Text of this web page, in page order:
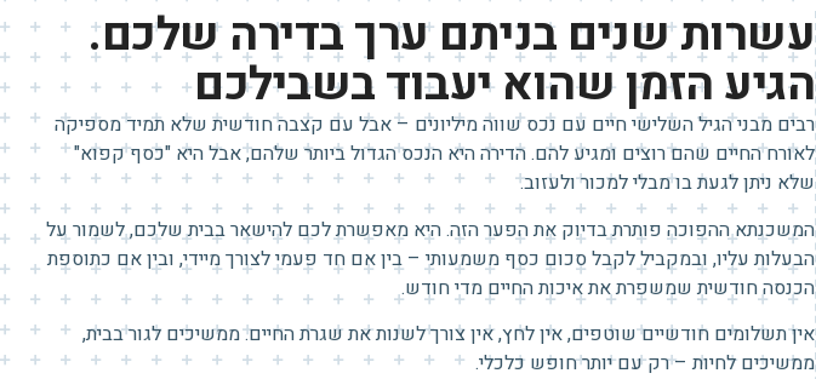
עשרות שנים בניתם ערך בדירה שלכם.
הגיע הזמן שהוא יעבוד בשבילכם
רבים מבני הגיל השלישי חיים עם נכס שווה מיליונים – אבל עם קצבה חודשית שלא תמיד מספיקה
לאורח החיים שהם רוצים ומגיע להם. הדירה היא הנכס הגדול ביותר שלהם, אבל היא "כסף קפוא"
שלא ניתן לגעת בו מבלי למכור ולעזוב.
המשכנתא ההפוכה פותרת בדיוק את הפער הזה. היא מאפשרת לכם להישאר בבית שלכם, לשמור על
הבעלות עליו, ובמקביל לקבל סכום כסף משמעותי – בין אם חד פעמי לצורך מיידי, ובין אם כתוספת
הכנסה חודשית שמשפרת את איכות החיים מדי חודש.
אין תשלומים חודשיים שוטפים, אין לחץ, אין צורך לשנות את שגרת החיים. ממשיכים לגור בבית,
ממשיכים לחיות – רק עם יותר חופש כלכלי.